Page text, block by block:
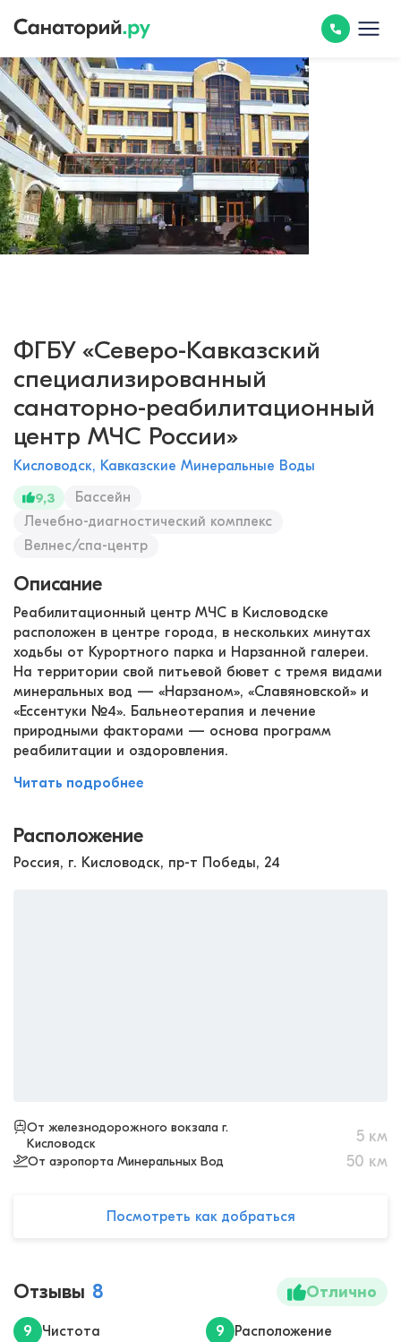
ФГБУ «Северо-Кавказский
специализированный
санаторно-реабилитационный
центр МЧС России»
Кисловодск, Кавказские Минеральные Воды
9,3
Бассейн
Лечебно-диагностический комплекс
Велнес/спа-центр
Описание
Реабилитационный центр МЧС в Кисловодске
расположен в центре города, в нескольких минутах
ходьбы от Курортного парка и Нарзанной галереи.
На территории свой питьевой бювет с тремя видами
минеральных вод — «Нарзаном», «Славяновской» и
«Ессентуки №4». Бальнеотерапия и лечение
природными факторами — основа программ
реабилитации и оздоровления.
Читать подробнее
Расположение
Россия, г. Кисловодск, пр-т Победы, 24
От железнодорожного вокзала г.
Кисловодск
5 км
От аэропорта Минеральных Вод 50 км
Посмотреть как добраться
Отзывы 8 Отлично
9 Чистота 9 Расположение